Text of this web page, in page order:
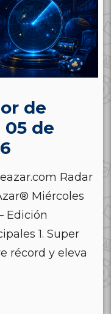
de
05 de
Radar
Miércoles
Edición
1. Super
récord y eleva